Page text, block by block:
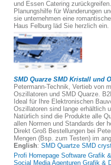
und Essen Catering
Planungshilfe für Wanderungen
sie unternehmen eine
Haus Felburg läd Sie herzlich ein.
SMD Quarze SMD Kristall und
Petermann-Technik, Vertieb von
Oszillatoren und SMD Quarze.
Ideal für Ihre Elektronischen
Oszillatoren sind lange erhältlich
Natürlich sind die Produkte alle
allen Normen und Standards der
Direkt Groß Bestellungen bei
Mengen (Bsp. zum Testen) im
English: SMD Quartze SMD
Profi Homepage Software Grafik
Social Media Agenturen Grafik &